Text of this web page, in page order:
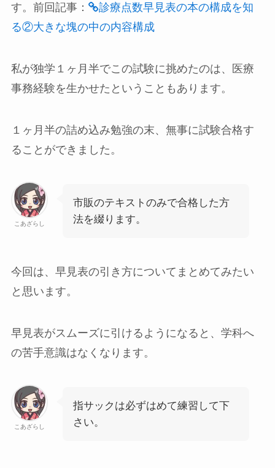
す。前回記事：
診療点数早見表の本の構成を知
る②大きな塊の中の内容構成
私が独学１ヶ月半でこの試験に挑めたのは、医療
事務経験を生かせたということもあります。
１ヶ月半の詰め込み勉強の末、無事に試験合格す
ることができました。
こあざらし
市販のテキストのみで合格した方
法を綴ります。
今回は、早見表の引き方についてまとめてみたい
と思います。
早見表がスムーズに引けるようになると、学科へ
の苦手意識はなくなります。
こあざらし
指サックは必ずはめて練習して下
さい。